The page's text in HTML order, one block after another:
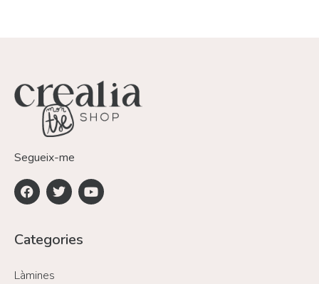
Segueix-me
Categories
Làmines